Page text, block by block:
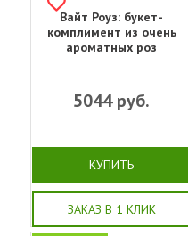
Вайт Роуз: букет-
комплимент из очень
ароматных роз
5044руб.
КУПИТЬ
ЗАКАЗ В 1 КЛИК